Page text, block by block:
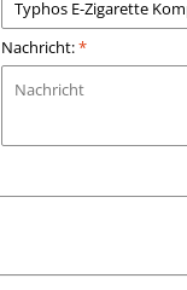
Nachricht:*